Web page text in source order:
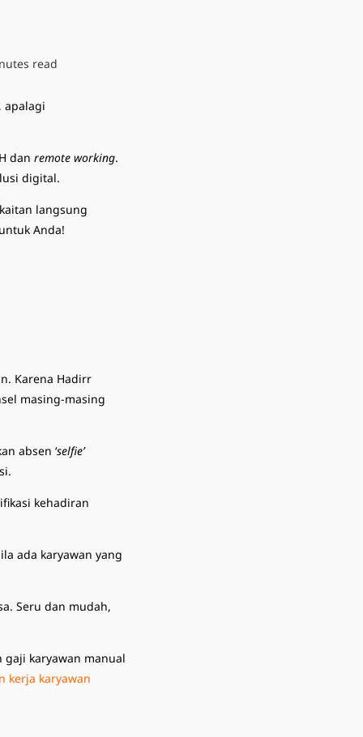
read
apalagi
dan remote working.
digital.
langsung
Anda!
Karena Hadirr
masing-masing
absen ‘selfie’
kehadiran
ada karyawan yang
Seru dan mudah,
karyawan manual
kerja karyawan